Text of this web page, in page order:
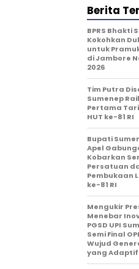
Berita
BPRS Bhakti
Kokohkan
untuk
di Jambore
2026
Tim Putra
Sumenep
Pertama
HUT ke-81 RI
Bupati
Apel
Kobarkan
Persatuan
Pembukaan
ke-81 RI
Mengukir
Menebar
PGSD UPI
Semi Final
Wujud
yang Adaptif